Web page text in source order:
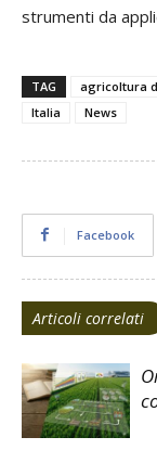
strumenti da
TAG agricoltura
Italia
News
Facebook
Articoli correlati